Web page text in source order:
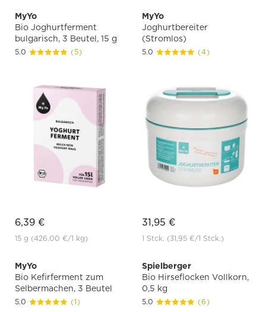
MyYo
Bio Joghurtferment
bulgarisch, 3 Beutel, 15 g
5.0 (5)
6,39 €
15 g (426,00 €/1 kg)
MyYo
Joghurtbereiter
(Stromlos)
5.0 (4)
31,95 €
1 Stck. (31,95 €/1 Stck.)
MyYo
Bio Kefirferment zum
Selbermachen, 3 Beutel
5.0 (1)
Spielberger
Bio Hirseflocken Vollkorn,
0,5 kg
5.0 (6)